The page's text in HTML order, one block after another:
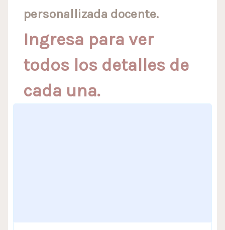
personallizada docente.
Ingresa para ver
todos los detalles de
cada una.